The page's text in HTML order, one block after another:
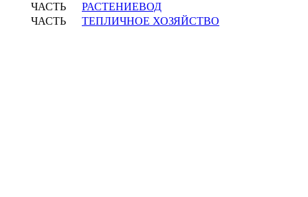
ЧАСТЬ
РАСТЕНИЕВОД
ЧАСТЬ
ТЕПЛИЧНОЕ ХОЗЯЙСТВО